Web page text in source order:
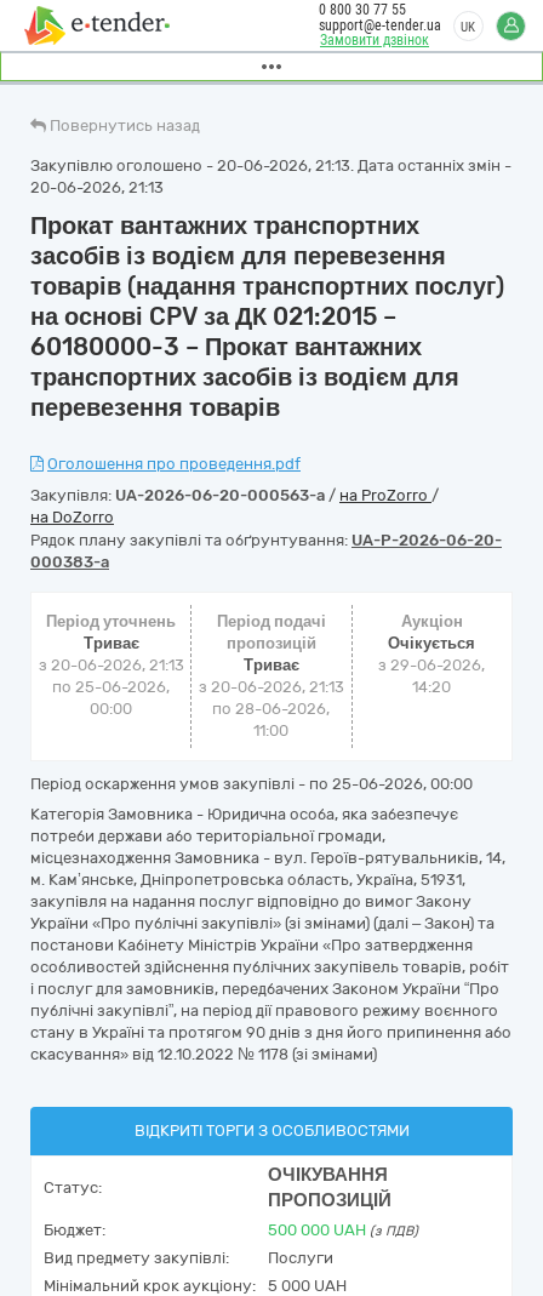
Замовити дзвінок
0 800 30 77 55
support@e-tender.ua
UK
Повернутись назад
Закупівлю оголошено - 20-06-2026, 21:13. Дата останніх змін -
20-06-2026, 21:13
Прокат вантажних транспортних
засобів із водієм для перевезення
товарів (надання транспортних послуг)
на основі CPV за ДК 021:2015 –
60180000-3 – Прокат вантажних
транспортних засобів із водієм для
перевезення товарів
Оголошення про проведення.pdf
Закупівля: UA-2026-06-20-000563-a / на ProZorro /
на DoZorro
Рядок плану закупівлі та обґрунтування: UA-P-2026-06-20-
000383-a
Період уточнень
Триває
з 20-06-2026, 21:13
по 25-06-2026,
00:00
Період подачі
пропозицій
Триває
з 20-06-2026, 21:13
по 28-06-2026,
11:00
Аукціон
Очікується
з29-06-2026,
14:20
Період оскарження умов закупівлі - по 25-06-2026, 00:00
Категорія Замовника - Юридична особа, яка забезпечує
потреби держави або територіальної громади,
місцезнаходження Замовника - вул. Героїв-рятувальників, 14,
м. Кам’янське, Дніпропетровська область, Україна, 51931,
закупівля на надання послуг відповідно до вимог Закону
України «Про публічні закупівлі» (зі змінами) (далі – Закон) та
постанови Кабінету Міністрів України «Про затвердження
особливостей здійснення публічних закупівель товарів, робіт
і послуг для замовників, передбачених Законом України “Про
публічні закупівлі”, на період дії правового режиму воєнного
стану в Україні та протягом 90 днів з дня його припинення або
скасування» від 12.10.2022 № 1178 (зі змінами)
ВІДКРИТІ ТОРГИ З ОСОБЛИВОСТЯМИ
Статус:
ОЧІКУВАННЯ
ПРОПОЗИЦІЙ
Бюджет: 500 000 UAH (з ПДВ)
Вид предмету закупівлі:
Послуги
Мінімальний крок аукціону:
5 000 UAH